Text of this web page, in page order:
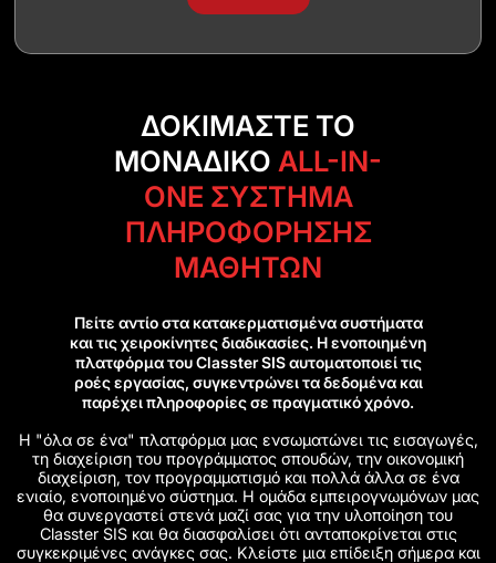
ΔΟΚΙΜΆΣΤΕ ΤΟ
ΜΟΝΑΔΙΚΌ ALL-IN-
ONE ΣΎΣΤΗΜΑ
ΠΛΗΡΟΦΌΡΗΣΗΣ
ΜΑΘΗΤΏΝ
Πείτε αντίο στα κατακερματισμένα συστήματα
και τις χειροκίνητες διαδικασίες. Η ενοποιημένη
πλατφόρμα του Classter SIS αυτοματοποιεί τις
ροές εργασίας, συγκεντρώνει τα δεδομένα και
παρέχει πληροφορίες σε πραγματικό χρόνο.
Η "όλα σε ένα" πλατφόρμα μας ενσωματώνει τις εισαγωγές,
τη διαχείριση του προγράμματος σπουδών, την οικονομική
διαχείριση, τον προγραμματισμό και πολλά άλλα σε ένα
ενιαίο, ενοποιημένο σύστημα. Η ομάδα εμπειρογνωμόνων μας
θα συνεργαστεί στενά μαζί σας για την υλοποίηση του
Classter SIS και θα διασφαλίσει ότι ανταποκρίνεται στις
συγκεκριμένες ανάγκες σας. Κλείστε μια επίδειξη σήμερα και